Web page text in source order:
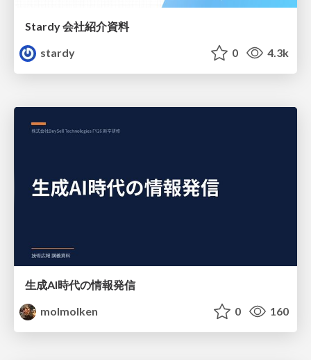
Stardy 会社紹介資料
stardy
0 4.3k
生成AI時代の情報発信
molmolken
0 160